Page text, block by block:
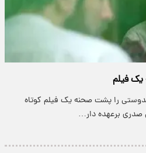
یک فیلم
را پشت صحنه یک فیلم کوتاه
صدری برعهده دار…